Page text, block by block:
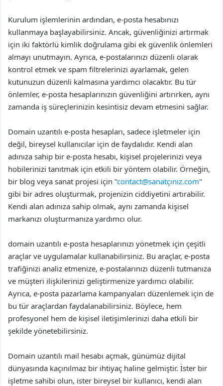
Kurulum işlemlerinin ardından, e-posta hesabınızı
kullanmaya başlayabilirsiniz. Ancak, güvenliğinizi artırmak
için iki faktörlü kimlik doğrulama gibi ek güvenlik önlemleri
almayı unutmayın. Ayrıca, e-postalarınızı düzenli olarak
kontrol etmek ve spam filtrelerinizi ayarlamak, gelen
kutunuzun düzenli kalmasına yardımcı olacaktır. Bu tür
önlemler, e-posta hesaplarınızın güvenliğini artırırken, aynı
zamanda iş süreçlerinizin kesintisiz devam etmesini sağlar.
Domain uzantılı e-posta hesapları, sadece işletmeler için
değil, bireysel kullanıcılar için de faydalıdır. Kendi alan
adınıza sahip bir e-posta hesabı, kişisel projelerinizi veya
hobilerinizi tanıtmak için etkili bir yöntem olabilir. Örneğin,
bir blog veya sanat projesi için "contact@sanatçınız.com"
gibi bir adres oluşturmak, projenizin ciddiyetini artırabilir.
Kendi alan adınıza sahip olmak, aynı zamanda kişisel
markanızı oluşturmanıza yardımcı olur.
domain uzantılı e-posta hesaplarınızı yönetmek için çeşitli
araçlar ve uygulamalar kullanabilirsiniz. Bu araçlar, e-posta
trafiğinizi analiz etmenize, e-postalarınızı düzenli tutmanıza
ve müşteri ilişkilerinizi geliştirmenize yardımcı olabilir.
Ayrıca, e-posta pazarlama kampanyaları düzenlemek için de
bu tür araçlardan faydalanabilirsiniz. Böylece, hem
profesyonel hem de kişisel iletişimlerinizi daha etkili bir
şekilde yönetebilirsiniz.
Domain uzantılı mail hesabı açmak, günümüz dijital
dünyasında kaçınılmaz bir ihtiyaç haline gelmiştir. İster bir
işletme sahibi olun, ister bireysel bir kullanıcı, kendi alan